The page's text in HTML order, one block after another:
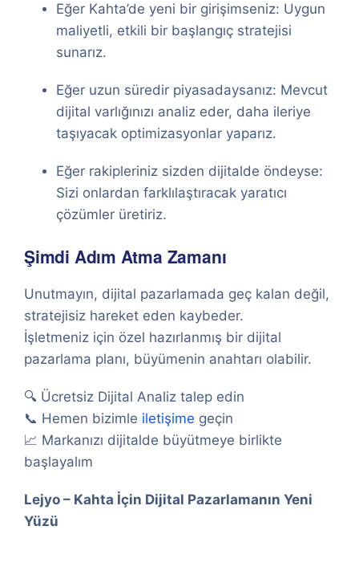
Eğer Kahta’de yeni bir girişimseniz: Uygun
maliyetli, etkili bir başlangıç stratejisi
sunarız.
Eğer uzun süredir piyasadaysanız: Mevcut
dijital varlığınızı analiz eder, daha ileriye
taşıyacak optimizasyonlar yaparız.
Eğer rakipleriniz sizden dijitalde öndeyse:
Sizi onlardan farklılaştıracak yaratıcı
çözümler üretiriz.
Şimdi Adım Atma Zamanı
Unutmayın, dijital pazarlamada geç kalan değil,
stratejisiz hareket eden kaybeder.
İşletmeniz için özel hazırlanmış bir dijital
pazarlama planı, büyümenin anahtarı olabilir.
🔍 Ücretsiz Dijital Analiz talep edin
📞 Hemen bizimle iletişime geçin
📈 Markanızı dijitalde büyütmeye birlikte
başlayalım
Lejyo – Kahta İçin Dijital Pazarlamanın Yeni
Yüzü